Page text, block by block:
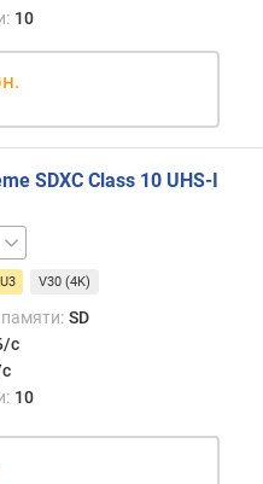
10
SDXC Class 10 UHS-I
V30 (4K)
SD
с
10